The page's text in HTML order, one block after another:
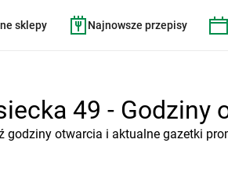
sklepy Najnowsze przepisy
49 - Godziny
godziny otwarcia i aktualne gazetki